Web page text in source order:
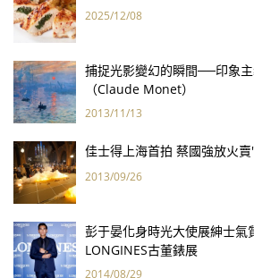
2025/12/08
捕捉光影變幻的瞬間──印象
（Claude Monet）
2013/11/13
佳士得上海首拍 蔡國強放火
2013/09/26
彭于晏化身時光大使展紳士氣
LONGINES古董錶展
2014/08/29